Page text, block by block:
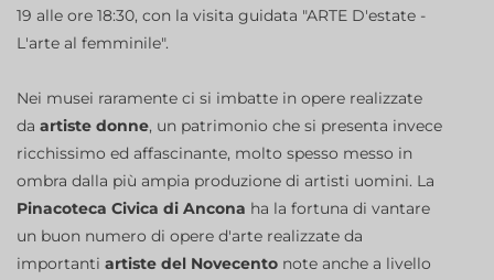
19 alle ore 18:30, con la visita guidata "ARTE D'estate -
L'arte al femminile".
Nei musei raramente ci si imbatte in opere realizzate
da artiste donne, un patrimonio che si presenta invece
ricchissimo ed affascinante, molto spesso messo in
ombra dalla più ampia produzione di artisti uomini. La
Pinacoteca Civica di Ancona ha la fortuna di vantare
un buon numero di opere d'arte realizzate da
importanti artiste del Novecento note anche a livello